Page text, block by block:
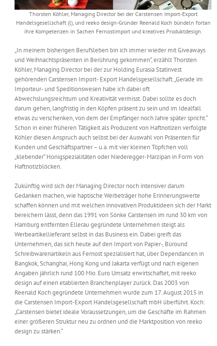
Product Guide
Jobshop
Suche
nach:
Thorsten Köhler, Managing Director bei der Carstensen Import-Export
Handelsgesellschaft (l), und reeko design-Gründer Reenald Koch bündeln fortan
ihre Kompetenzen in Sachen Fernostimport und kreatives Produktdesign.
„In meinem bisherigen Berufsleben bin ich immer wieder mit Giveaways
und Weihnachtspräsenten in Berührung gekommen“, erzählt Thorsten
Köhler, Managing Director bei der zur Holding Eurasia Statinvest
gehörenden Carstensen Import- Export Handelsgesellschaft. „Gerade im
Importeur- und Speditionswesen habe ich dabei oft
Abwechslungsreichtum und Kreativität vermisst. Dabei sollte es doch
darum gehen, langfristig in den Köpfen präsent zu sein und im Idealfall
etwas zu verschenken, von dem der Empfänger noch Jahre später spricht.“
Schon in einer früheren Tätigkeit als Produzent von Haftnotizen verfolgte
Köhler diesen Anspruch auch selbst bei der Auswahl von Präsenten für
Kunden und Geschäftspartner – u.a. mit vier kleinen Töpfchen voll
„klebender“ Honigspezialitäten oder Niederegger-Marzipan in Form von
Haftnotizblöcken.
Zukünftig wird sich der Managing Director noch intensiver darum
Gedanken machen, wie haptische Werbeträger hohe Erinnerungswerte
schaffen können und mit welchen innovativen Produktideen sich der Markt
bereichern lässt, denn das 1991 von Sönke Carstensen im rund 30 km von
Hamburg entfernten Ellerau gegründete Unternehmen steigt als
Werbeartikellieferant selbst in das Business ein. Dabei greift das
Unternehmen, das sich heute auf den Import von Papier-, Büround
Schreibwarenartikeln aus Fernost spezialisiert hat, über Dependancen in
Bangkok, Schanghai, Hong Kong und Jakarta verfügt und nach eigenen
Angaben jährlich rund 100 Mio. Euro Umsatz erwirtschaftet, mit reeko
design auf einen etablierten Branchenplayer zurück. Das 2003 von
Reenald Koch gegründete Unternehmen wurde zum 17. August 2015 in
die Carstensen Import-Export Handelsgesellschaft mbH überführt. Koch:
„Carstensen bietet ideale Voraussetzungen, um die Geschäfte im Rahmen
einer größeren Struktur neu zu ordnen und die Marktposition von reeko
design zu stärken.“